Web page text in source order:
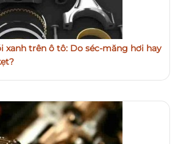
xanh trên ô tô: Do séc-măng hơi hay